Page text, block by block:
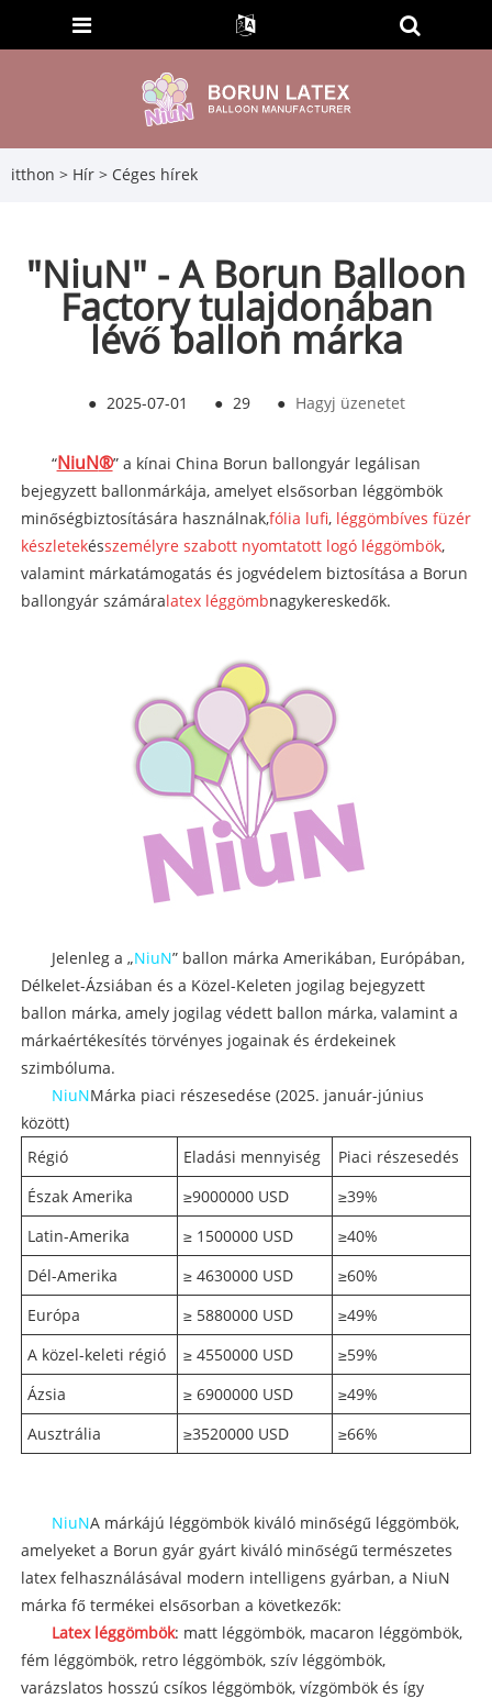
itthon > Hír > Céges hírek
"NiuN" - A Borun Balloon
Factory tulajdonában
lévő ballon márka
● 2025-07-01 ● 29 ● Hagyj üzenetet
“NiuN®” a kínai China Borun ballongyár legálisan
bejegyzett ballonmárkája, amelyet elsősorban léggömbök
minőségbiztosítására használnak,fólia lufi, léggömbíves füzér
készletekésszemélyre szabott nyomtatott logó léggömbök,
valamint márkatámogatás és jogvédelem biztosítása a Borun
ballongyár számáralatex léggömbnagykereskedők.
Jelenleg a „NiuN” ballon márka Amerikában, Európában,
Délkelet-Ázsiában és a Közel-Keleten jogilag bejegyzett
ballon márka, amely jogilag védett ballon márka, valamint a
márkaértékesítés törvényes jogainak és érdekeinek
szimbóluma.
NiuNMárka piaci részesedése (2025. január-június
között)
Régió
Eladási mennyiség
Piaci részesedés
Észak Amerika
≥9000000 USD
≥39%
Latin-Amerika
≥ 1500000 USD
≥40%
Dél-Amerika
≥ 4630000 USD
≥60%
Európa
≥ 5880000 USD
≥49%
A közel-keleti régió
≥ 4550000 USD
≥59%
Ázsia
≥ 6900000 USD
≥49%
Ausztrália
≥3520000 USD ≥66%
NiuNA márkájú léggömbök kiváló minőségű léggömbök,
amelyeket a Borun gyár gyárt kiváló minőségű természetes
latex felhasználásával modern intelligens gyárban, a NiuN
márka fő termékei elsősorban a következők:
Latex léggömbök: matt léggömbök, macaron léggömbök,
fém léggömbök, retro léggömbök, szív léggömbök,
varázslatos hosszú csíkos léggömbök, vízgömbök és így